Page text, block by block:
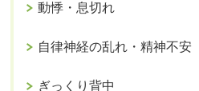
動悸・息切れ
自律神経の乱れ・精神不安
ぎっくり背中